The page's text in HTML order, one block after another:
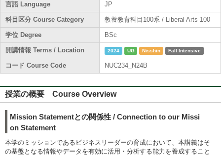
言語 Language JP
科目区分 Course Category 教養教育科目100系 / Liberal Arts 100
学位 Degree BSc
開講情報 Terms / Location 2024 UG Nisshin Fall Intensive
コード Course Code NUC234_N24B
授業の概要 Course Overview
Mission Statementとの関係性 / Connection to our Missi
on Statement
本学のミッションであるビジネスリーダーの育成において、本講義はそ
の基盤となる情報やデータを有効に活用・分析する能力を養成すること